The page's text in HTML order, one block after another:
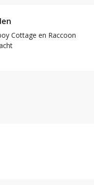
Cottage en Raccoon